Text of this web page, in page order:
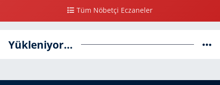
Tüm Nöbetçi Eczaneler
Yükleniyor...